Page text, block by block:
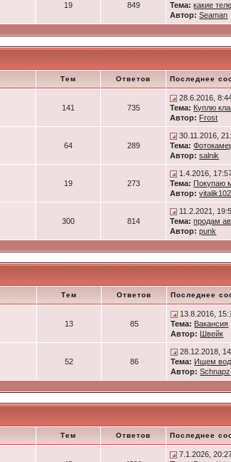
19 849
Тема: какие
Автор: Seaman
Тем Ответов Последнее
141 735
28.6.2016,
Тема: Куплю
Автор: Frost
64 289
30.11.2016,
Тема:
Автор: salnik
19 273
1.4.2016,
Тема: Покупаю
Автор:
300 814
11.2.2021,
Тема: продам
Автор: punk
Тем Ответов Последнее
13 85
13.8.2016,
Тема: Вакансия
Автор: Швейк
52 86
28.12.2018,
Тема: Ищем
Автор: Schnapz
Тем Ответов Последнее
7.1.2026,